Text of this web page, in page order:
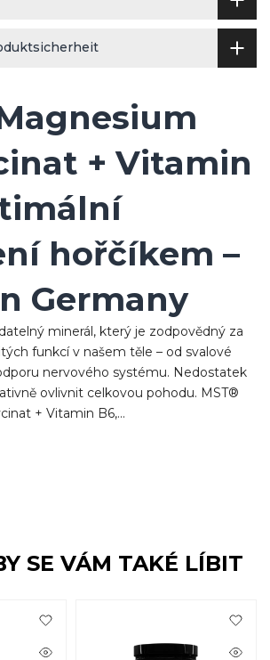
+ Vitamin
hořčíkem –
Germany
minerál, který je zodpovědný za
funkcí v našem těle – od svalové
nervového systému. Nedostatek
ovlivnit celkovou pohodu. MST®
+ Vitamin B6,...
SE VÁM TAKÉ LÍBIT